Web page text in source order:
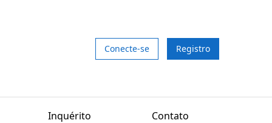
Conecte-se Registro
Inquérito Contato